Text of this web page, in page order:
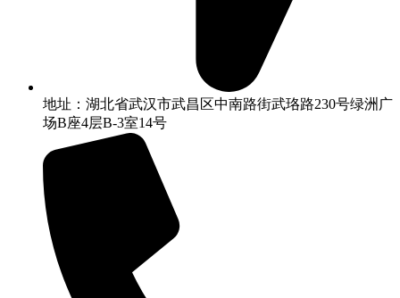
地址：湖北省武汉市武昌区中南路街武珞路230号绿洲广
场B座4层B-3室14号